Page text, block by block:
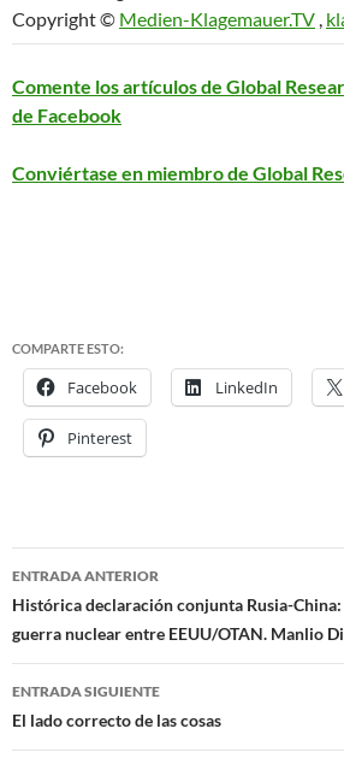
Copyright © Medien-Klagemauer.TV ,
Comente los artículos de Global
de Facebook
Conviértase en miembro de Global
COMPARTE ESTO:
Facebook LinkedIn
Pinterest
Navegación
de
entradas
ENTRADA ANTERIOR
Histórica declaración conjunta Rusia-
guerra nuclear entre EEUU/OTAN. Manlio
ENTRADA SIGUIENTE
El lado correcto de las cosas